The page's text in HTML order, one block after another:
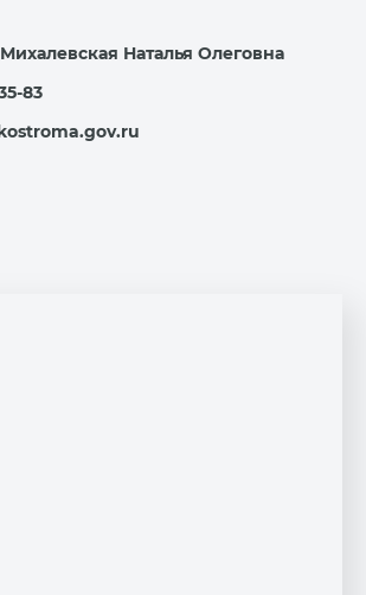
Наталья Олеговна
83